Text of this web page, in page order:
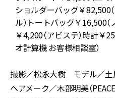
ショルダーバッグ￥82,500
ル）トートバッグ￥16,500
￥4,200（アビステ）時計￥
オ計算機 お客様相談室）
撮影／松永大樹 モデル／土
ヘアメーク／木部明美（